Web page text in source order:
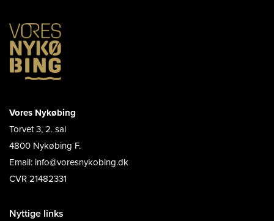
Vores Nykøbing
Torvet 3, 2. sal
4800 Nykøbing F.
Email: info@voresnykobing.dk
CVR 21482331
Nyttige links